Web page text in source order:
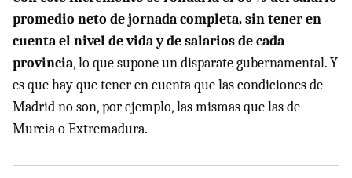
promedio neto de jornada completa, sin tener en
cuenta el nivel de vida y de salarios de cada
provincia, lo que supone un disparate gubernamental. Y
es que hay que tener en cuenta que las condiciones de
Madrid no son, por ejemplo, las mismas que las de
Murcia o Extremadura.